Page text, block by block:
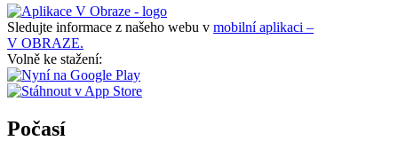
Sledujte informace z našeho webu v mobilní aplikaci –
V OBRAZE.
Volně ke stažení:
Počasí